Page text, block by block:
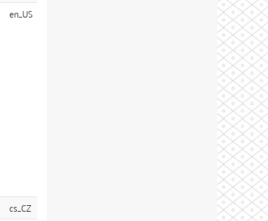
en_US
cs_CZ